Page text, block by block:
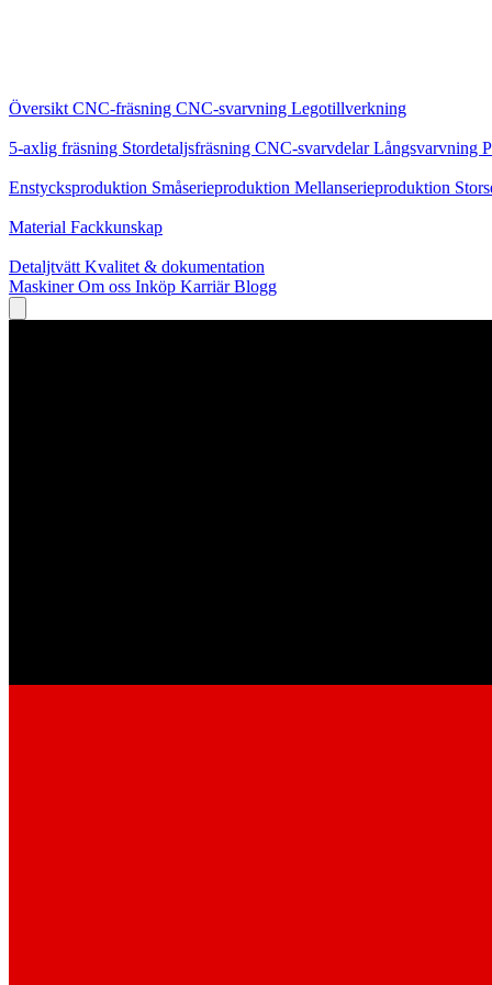
Översikt CNC-fräsning CNC-svarvning Legotillverkning
5-axlig fräsning Stordetaljsfräsning CNC-svarvdelarLångsvarvning
Enstycksproduktion Småserieproduktion Mellanserieproduktion
Material Fackkunskap
Detaljtvätt Kvalitet & dokumentation
MaskinerOm oss Inköp KarriärBlogg